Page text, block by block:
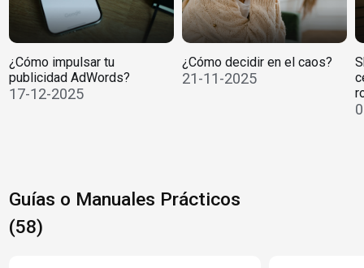
¿Cómo impulsar tu
publicidad AdWords?
17-12-2025
¿Cómo decidir en el caos?
21-11-2025
Guías o Manuales Prácticos
(58)